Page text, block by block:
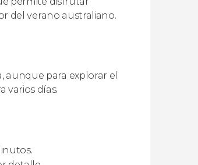
del verano australiano.
aunque para explorar el
varios días.